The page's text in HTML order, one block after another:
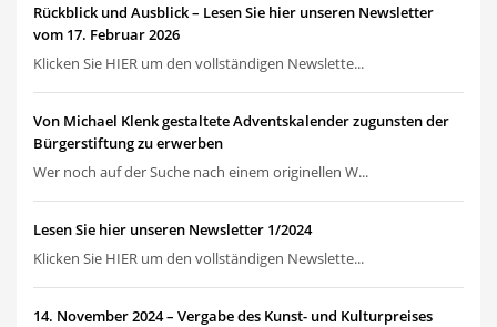
Rückblick und Ausblick – Lesen Sie hier unseren Newsletter
vom 17. Februar 2026
Klicken Sie HIER um den vollständigen Newslette...
Von Michael Klenk gestaltete Adventskalender zugunsten der
Bürgerstiftung zu erwerben
Wer noch auf der Suche nach einem originellen W...
Lesen Sie hier unseren Newsletter 1/2024
Klicken Sie HIER um den vollständigen Newslette...
14. November 2024 – Vergabe des Kunst- und Kulturpreises